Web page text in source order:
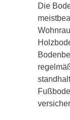
Die